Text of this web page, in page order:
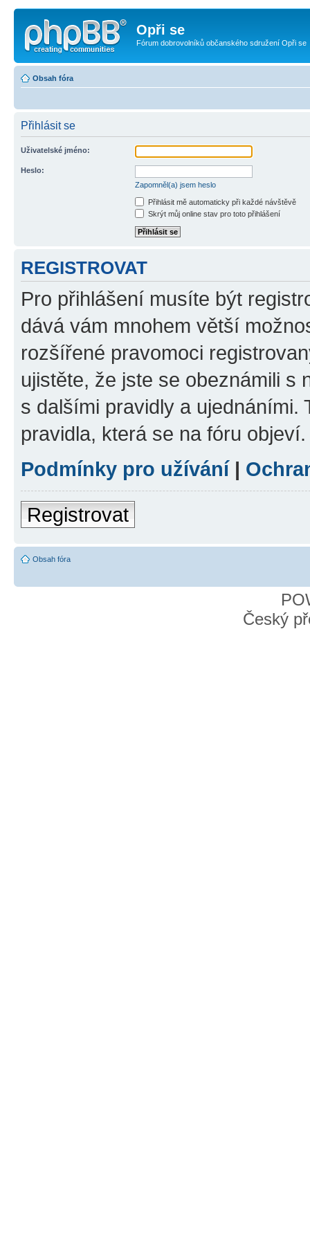
Opři se
Fórum dobrovolníků občanského sdružení Opři se
Obsah fóra
Přihlásit se
Uživatelské jméno:
Heslo:
Zapomněl(a) jsem heslo
Přihlásit mě automaticky při každé návštěvě
Skrýt můj online stav pro toto přihlášení
REGISTROVAT
Pro přihlášení musíte být
dává vám mnohem větší
rozšířené pravomoci
ujistěte, že jste se obeznámili s
s dalšími pravidly a ujednáními.
pravidla, která se na fóru objeví.
Podmínky pro užívání |
Registrovat
Obsah fóra
Český